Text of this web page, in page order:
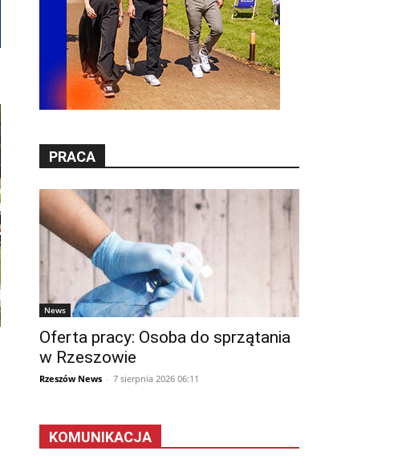
PRACA
News
Oferta pracy: Osoba do sprzątania
w Rzeszowie
Rzeszów News - 7 sierpnia 2026 06:11
KOMUNIKACJA